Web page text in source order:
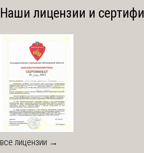
Наши лицензии и
все лицензии →